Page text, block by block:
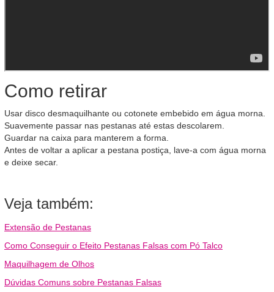
Como retirar
Usar disco desmaquilhante ou cotonete embebido em água morna.
Suavemente passar nas pestanas até estas descolarem.
Guardar na caixa para manterem a forma.
Antes de voltar a aplicar a pestana postiça, lave-a com água morna
e deixe secar.
Veja também:
Extensão de Pestanas
Como Conseguir o Efeito Pestanas Falsas com Pó Talco
Maquilhagem de Olhos
Dúvidas Comuns sobre Pestanas Falsas